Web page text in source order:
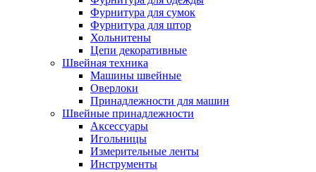
Фурнитура для сумок
Фурнитура для штор
Хольнитены
Цепи декоративные
Швейная техника
Машины швейные
Оверлоки
Принадлежности для машин
Швейные принадлежности
Аксессуары
Игольницы
Измерительные ленты
Инструменты